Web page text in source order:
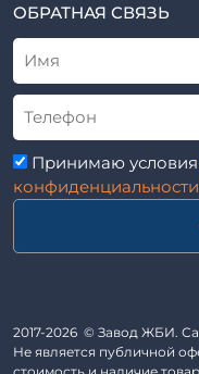
Трубы асбоцементные
Приставки
ГОСТ 14295-75
Лестничные марши
Автопавильоны
Анкера
Балки
Блоки
Кабины санитарно-
Капители колонн
ТУ
Альбом
ОБРАТНАЯ СВЯЗЬ
Принимаю условия
конфиденциальности
2017-2026 © Завод ЖБИ.
Не является публичной